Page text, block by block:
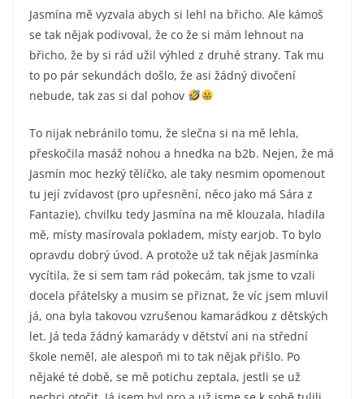
Jasmína mě vyzvala abych si lehl na břicho. Ale kámoš
se tak nějak podivoval, že co že si mám lehnout na
břicho, že by si rád užil výhled z druhé strany. Tak mu
to po pár sekundách došlo, že asi žádný divočení
nebude, tak zas si dal pohov
To nijak nebránilo tomu, že slečna si na mě lehla,
přeskočila masáž nohou a hnedka na b2b. Nejen, že má
Jasmín moc hezký tělíčko, ale taky nesmim opomenout
tu její zvídavost (pro upřesnění, něco jako má Sára z
Fantazie), chvilku tedy Jasmína na mě klouzala, hladila
mě, místy masírovala pokladem, místy earjob. To bylo
opravdu dobrý úvod. A protože už tak nějak Jasmínka
vycítila, že si sem tam rád pokecám, tak jsme to vzali
docela přátelsky a musim se přiznat, že víc jsem mluvil
já, ona byla takovou vzrušenou kamarádkou z dětských
let. Já teda žádný kamarády v dětství ani na střední
škole neměl, ale alespoň mi to tak nějak přišlo. Po
nějaké té době, se mě potichu zeptala, jestli se už